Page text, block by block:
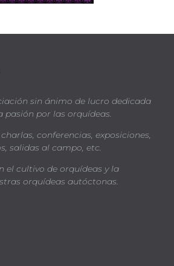
sin ánimo de lucro dedicada
pasión por las orquídeas.
conferencias, exposiciones,
salidas al campo, etc.
el cultivo de orquídeas y la
orquídeas autóctonas.